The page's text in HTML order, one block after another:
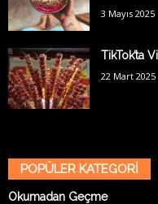
3 Mayıs 2025
TikTok’ta
22 Mart 2025
POPÜLER KATEGORİ
Okumadan Geçme